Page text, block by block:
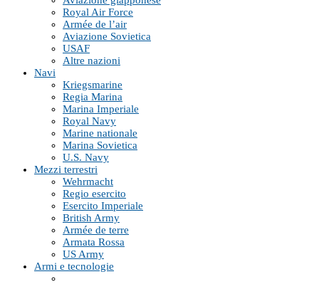
Royal Air Force
Armée de l’air
Aviazione Sovietica
USAF
Altre nazioni
Navi
Kriegsmarine
Regia Marina
Marina Imperiale
Royal Navy
Marine nationale
Marina Sovietica
U.S. Navy
Mezzi terrestri
Wehrmacht
Regio esercito
Esercito Imperiale
British Army
Armée de terre
Armata Rossa
US Army
Armi e tecnologie